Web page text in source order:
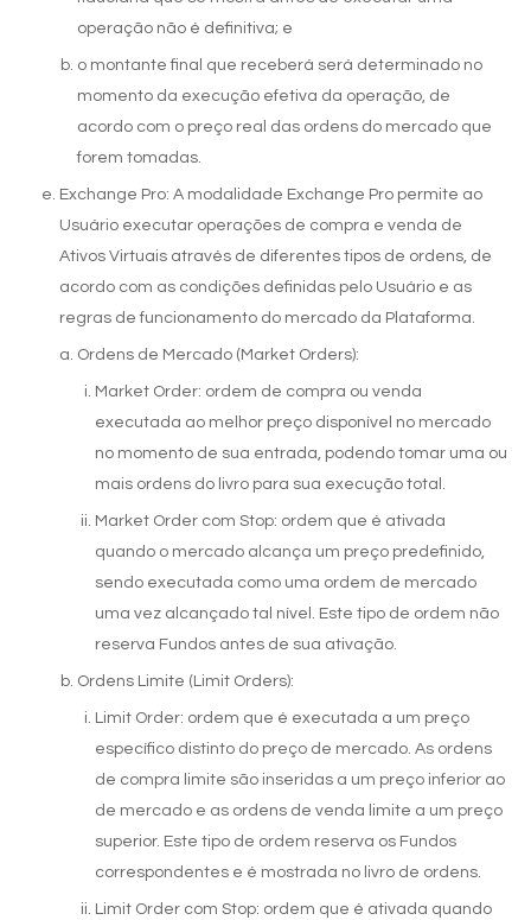
Entrar
operação não é definitiva; e
o montante final que receberá será determinado no
momento da execução efetiva da operação, de
acordo com o preço real das ordens do mercado que
forem tomadas.
Exchange Pro: A modalidade Exchange Pro permite ao
Usuário executar operações de compra e venda de
Ativos Virtuais através de diferentes tipos de ordens, de
acordo com as condições definidas pelo Usuário e as
regras de funcionamento do mercado da Plataforma.
Ordens de Mercado (Market Orders):
Market Order: ordem de compra ou venda
executada ao melhor preço disponível no mercado
no momento de sua entrada, podendo tomar uma ou
mais ordens do livro para sua execução total.
Market Order com Stop: ordem que é ativada
quando o mercado alcança um preço predefinido,
sendo executada como uma ordem de mercado
uma vez alcançado tal nível. Este tipo de ordem não
reserva Fundos antes de sua ativação.
Ordens Limite (Limit Orders):
Limit Order: ordem que é executada a um preço
específico distinto do preço de mercado. As ordens
de compra limite são inseridas a um preço inferior ao
de mercado e as ordens de venda limite a um preço
superior. Este tipo de ordem reserva os Fundos
correspondentes e é mostrada no livro de ordens.
Limit Order com Stop: ordem que é ativada quando